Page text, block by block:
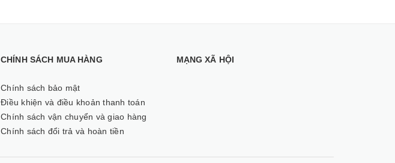
CHÍNH SÁCH MUA HÀNG
Chính sách bảo mật
Điều khiện và điều khoản thanh toán
Chính sách vận chuyển và giao hàng
Chính sách đổi trả và hoàn tiền
MẠNG XÃ HỘI